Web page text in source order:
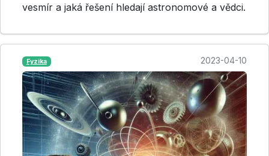
vesmír a jaká řešení hledají astronomové a vědci.
Fyzika 2023-04-10